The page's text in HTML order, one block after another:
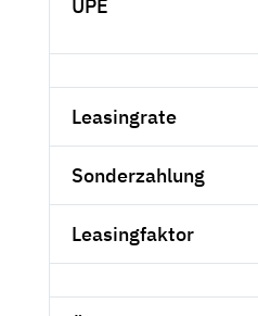
UPE
Leasingrate
Sonderzahlung
Leasingfaktor